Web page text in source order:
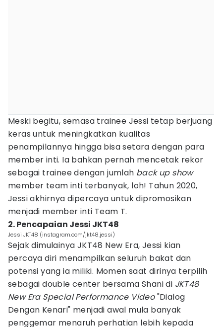
Meski begitu, semasa trainee Jessi tetap berjuang
keras untuk meningkatkan kualitas
penampilannya hingga bisa setara dengan para
member inti. Ia bahkan pernah mencetak rekor
sebagai trainee dengan jumlah back up show
member team inti terbanyak, loh! Tahun 2020,
Jessi akhirnya dipercaya untuk dipromosikan
menjadi member inti Team T.
2. Pencapaian Jessi JKT48
Jessi JKT48 (instagram.com/jkt48.jessi)
Sejak dimulainya JKT48 New Era, Jessi kian
percaya diri menampilkan seluruh bakat dan
potensi yang ia miliki. Momen saat dirinya terpilih
sebagai double center bersama Shani di JKT48
New Era Special Performance Video"Dialog
Dengan Kenari" menjadi awal mula banyak
penggemar menaruh perhatian lebih kepada